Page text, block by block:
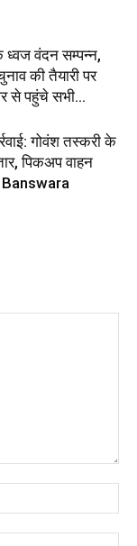
ध्वज वंदन सम्पन्न,
की तैयारी पर
से पहुंचे सभी...
गोवंश तस्करी के
पिकअप वाहन
Banswara